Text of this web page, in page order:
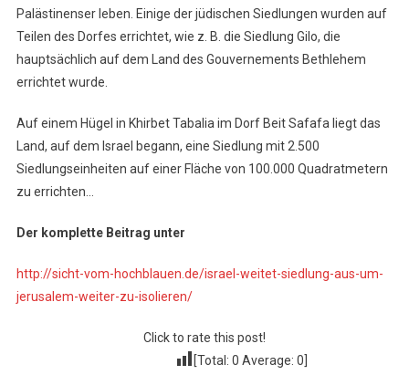
Palästinenser leben. Einige der jüdischen Siedlungen wurden auf
Teilen des Dorfes errichtet, wie z. B. die Siedlung Gilo, die
hauptsächlich auf dem Land des Gouvernements Bethlehem
errichtet wurde.
Auf einem Hügel in Khirbet Tabalia im Dorf Beit Safafa liegt das
Land, auf dem Israel begann, eine Siedlung mit 2.500
Siedlungseinheiten auf einer Fläche von 100.000 Quadratmetern
zu errichten…
Der komplette Beitrag unter
http://sicht-vom-hochblauen.de/israel-weitet-siedlung-aus-um-
jerusalem-weiter-zu-isolieren/
Click to rate this post!
[Total: 0 Average: 0